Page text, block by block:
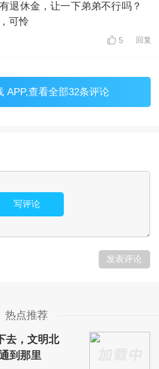
退休金，让一下弟弟不行吗？
可怜
5 回复
APP,查看全部32条评论
写评论
发表评论
热点推荐
去，文明北
到那里